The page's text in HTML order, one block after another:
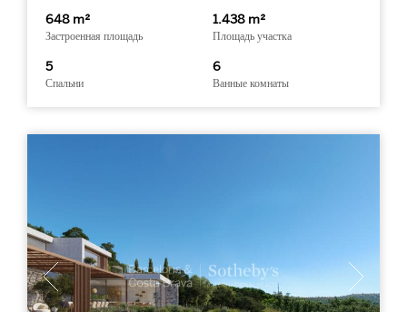
648 m²
Застроенная площадь
1.438 m²
Площадь участка
5
Спальни
6
Ванные комнаты